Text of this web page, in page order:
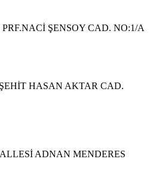
ŞENSOY CAD. NO:1/A
HASAN AKTAR CAD.
ADNAN MENDERES